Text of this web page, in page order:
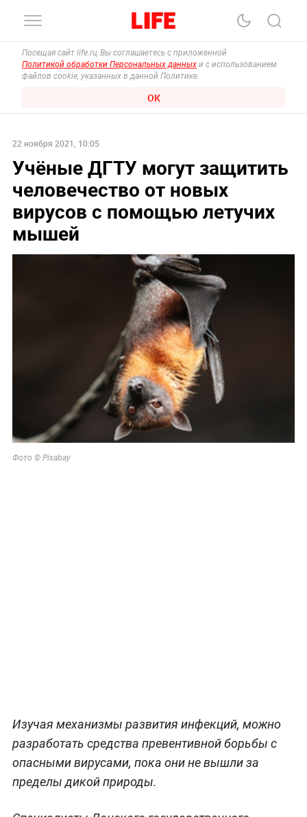
Посещая сайт life.ru, Вы соглашаетесь с приложенной
Политикой обработки Персональных данных и с использованием
файлов cookie, указанных в данной Политике.
ОК
22 ноября 2021, 10:05
Учёные ДГТУ могут защитить
человечество от новых
вирусов с помощью летучих
мышей
Фото © Pixabay
Изучая механизмы развития инфекций, можно
разработать средства превентивной борьбы с
опасными вирусами, пока они не вышли за
пределы дикой природы.